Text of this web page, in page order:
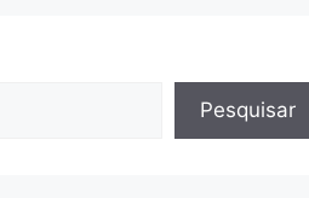
Pesquisar